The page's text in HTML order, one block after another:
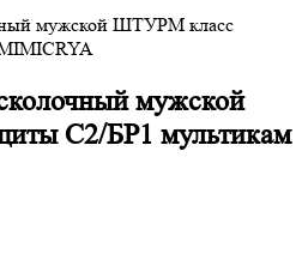
мужской ШТУРМ класс
мужской
С2/БР1 мультикам